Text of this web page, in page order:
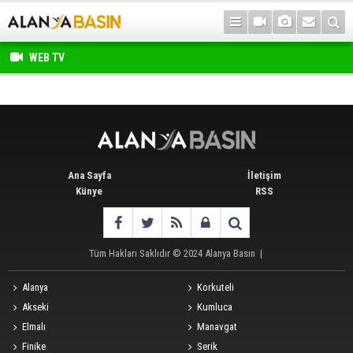
WEB TV
Ana Sayfa
Künye
İletişim
RSS
Tüm Hakları Saklıdır © 2024 Alanya Basın |
Alanya
Akseki
Elmalı
Finike
Korkuteli
Kumluca
Manavgat
Serik